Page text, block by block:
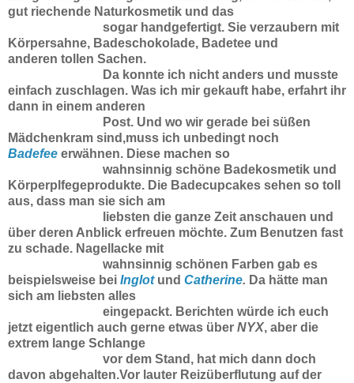
gut riechende Naturkosmetik und das
sogar handgefertigt. Sie verzaubern mit
Körpersahne, Badeschokolade, Badetee und
anderen tollen Sachen.
Da konnte ich nicht anders und musste
einfach zuschlagen. Was ich mir gekauft habe, erfahrt ihr
dann in einem anderen
Post. Und wo wir gerade bei süßen
Mädchenkram sind,muss ich unbedingt noch
Badefee erwähnen. Diese machen so
wahnsinnig schöne Badekosmetik und
Körperplfegeprodukte. Die Badecupcakes sehen so toll
aus, dass man sie sich am
liebsten die ganze Zeit anschauen und
über deren Anblick erfreuen möchte. Zum Benutzen fast
zu schade. Nagellacke mit
wahnsinnig schönen Farben gab es
beispielsweise bei Inglot und Catherine. Da hätte man
sich am liebsten alles
eingepackt. Berichten würde ich euch
jetzt eigentlich auch gerne etwas über NYX, aber die
extrem lange Schlange
vor dem Stand, hat mich dann doch
davon abgehalten.Vor lauter Reizüberflutung auf der